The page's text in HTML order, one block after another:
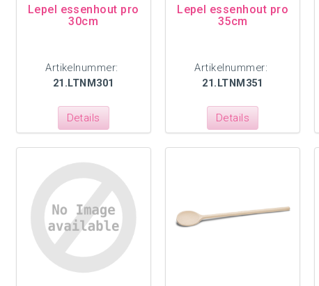
Lepel essenhout pro
30cm
Artikelnummer:
21.LTNM301
Details
Lepel essenhout pro
35cm
Artikelnummer:
21.LTNM351
Details